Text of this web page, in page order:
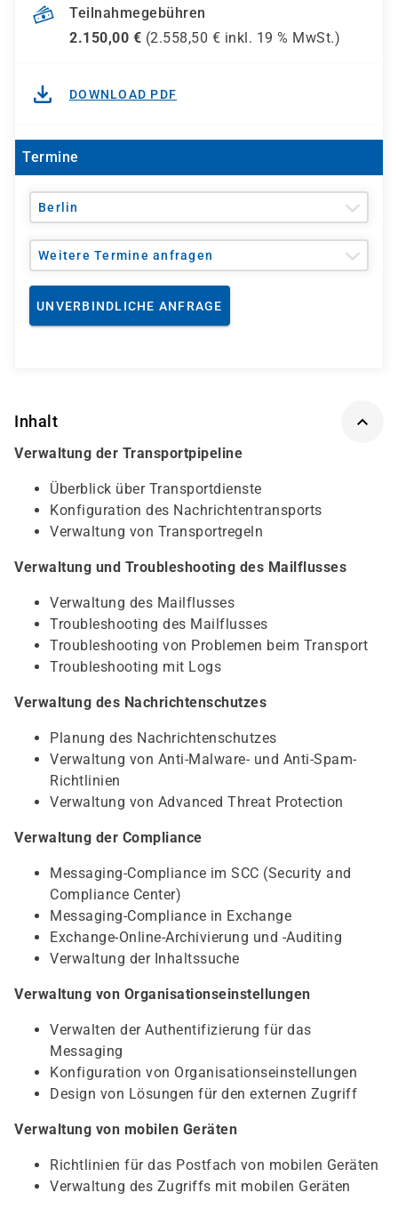
Teilnahmegebühren
2.150,00 € (2.558,50 € inkl. 19 % MwSt.)
DOWNLOAD PDF
Termine
Berlin
Weitere Termine anfragen
UNVERBINDLICHE ANFRAGE
Inhalt
Verwaltung der Transportpipeline
Überblick über Transportdienste
Konfiguration des Nachrichtentransports
Verwaltung von Transportregeln
Verwaltung und Troubleshooting des Mailflusses
Verwaltung des Mailflusses
Troubleshooting des Mailflusses
Troubleshooting von Problemen beim Transport
Troubleshooting mit Logs
Verwaltung des Nachrichtenschutzes
Planung des Nachrichtenschutzes
Verwaltung von Anti-Malware- und Anti-Spam-
Richtlinien
Verwaltung von Advanced Threat Protection
Verwaltung der Compliance
Messaging-Compliance im SCC (Security and
Compliance Center)
Messaging-Compliance in Exchange
Exchange-Online-Archivierung und -Auditing
Verwaltung der Inhaltssuche
Verwaltung von Organisationseinstellungen
Verwalten der Authentifizierung für das
Messaging
Konfiguration von Organisationseinstellungen
Design von Lösungen für den externen Zugriff
Verwaltung von mobilen Geräten
Richtlinien für das Postfach von mobilen Geräten
Verwaltung des Zugriffs mit mobilen Geräten